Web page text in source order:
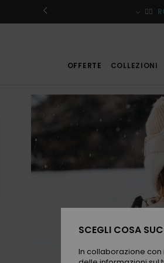
🏄‍♀️
OFFERTE COLLEZIONI
SCEGLI COSA
In collaborazione